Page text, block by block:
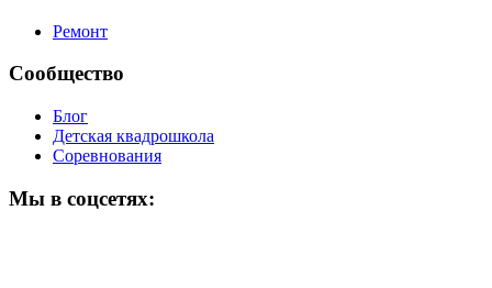
Ремонт
Сообщество
Блог
Детская квадрошкола
Соревнования
Мы в соцсетях: